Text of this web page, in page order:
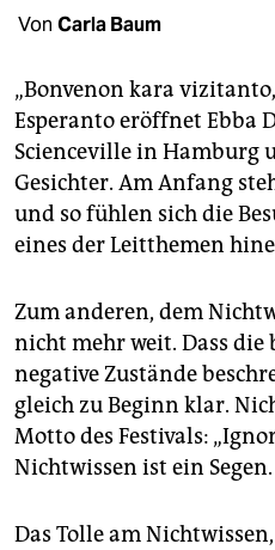
veranstaltungen
fragen & hilfe
unterstützen
abo
genossenschaft
epaper login
Von Carla Baum
„Bonvenon kara
Esperanto eröffnet Ebba
Scienceville in Hamburg
Gesichter. Am Anfang
und so fühlen sich die
eines der Leitthemen
Zum anderen, dem
nicht mehr weit. Dass
negative Zustände
gleich zu Beginn klar.
Motto des Festivals:
Nichtwissen ist ein Segen.
Das Tolle am